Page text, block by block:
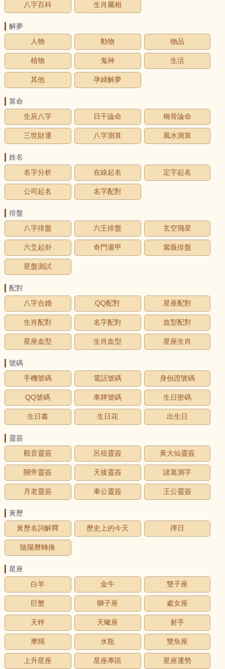
八字百科 生肖屬相
解夢
人物
動物 物品
植物 鬼神 生活
其他 孕婦解夢
算命
生辰八字
日干論命 稱骨論命
三世財運 八字測算 風水測算
姓名
名字分析
在線起名 定字起名
公司起名 名字配對
排盤
八字排盤
六壬排盤 玄空飛星
六爻起卦 奇門遁甲 紫薇排盤
星盤測試
配對
八字合婚
QQ配對 星座配對
生肖配對 名字配對 血型配對
星座血型 生肖血型 星座生肖
號碼
手機號碼
電話號碼 身份證號碼
QQ號碼 車牌號碼 生日密碼
生日書 生日花 出生日
靈簽
觀音靈簽
呂祖靈簽 黃大仙靈簽
關帝靈簽 天後靈簽 諸葛測字
月老靈簽 車公靈簽 王公靈簽
黃歷
黃歷名詞解釋
歷史上的今天 擇日
陰陽曆轉換
星座
白羊
金牛 雙子座
巨蟹 獅子座 處女座
天秤 天蠍座 射手
摩羯 水瓶 雙魚座
上升星座 星座專區 星座運勢